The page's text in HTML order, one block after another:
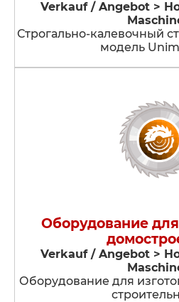
Verkauf / Angebot >
Строгально-калевочный
модель
Оборудование
Verkauf / Angebot >
Оборудование для